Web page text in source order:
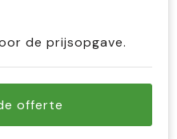
de prijsopgave.
offerte